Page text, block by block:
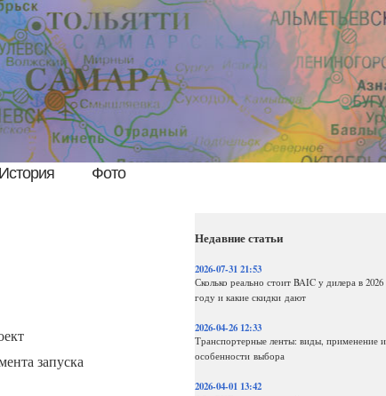
История Фото
Недавние статьи
2026-07-31 21:53
Сколько реально стоит BAIC у дилера в 2026
году и какие скидки дают
2026-04-26 12:33
Транспортерные ленты: виды, применение и
особенности выбора
2026-04-01 13:42
запуска